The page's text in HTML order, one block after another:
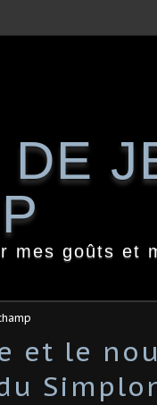
DE
mes goûts et
et le